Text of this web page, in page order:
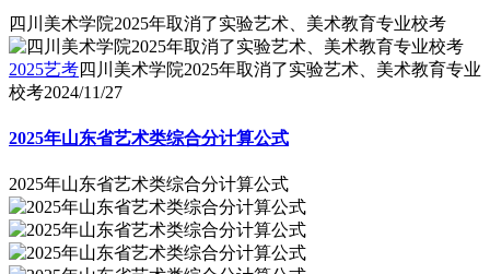
四川美术学院2025年取消了实验艺术、美术教育专业校考
2025艺考四川美术学院2025年取消了实验艺术、美术教育专业
校考2024/11/27
2025年山东省艺术类综合分计算公式
2025年山东省艺术类综合分计算公式